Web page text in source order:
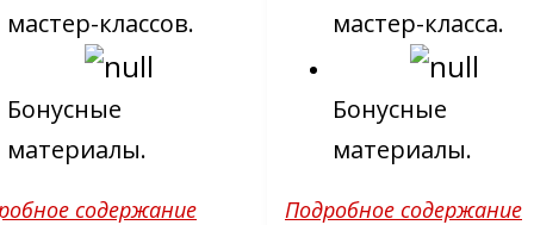
мастер-классов.
Бонусные
материалы.
содержание
мастер-класса.
Бонусные
материалы.
Подробное содержание